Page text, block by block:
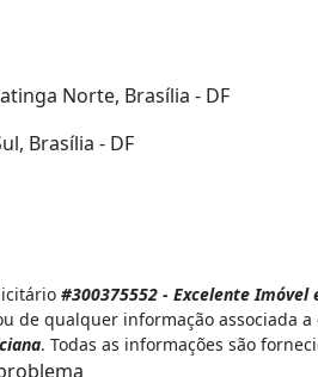
Norte, Brasília - DF
Brasília - DF
#300375552 - Excelente Imóvel
de qualquer informação associada
. Todas as informações são